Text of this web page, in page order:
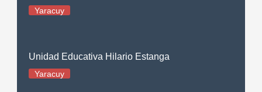
Yaracuy
Unidad Educativa Hilario Estanga
Yaracuy